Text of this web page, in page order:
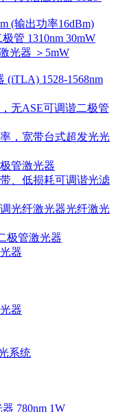
(输出功率16dBm)
管 1310nm 30mW
光器 ＞5mW
(iTLA) 1528-1568nm
无ASE可调谐二极管
，宽带台式超发光光
管激光器
、低损耗可调谐光滤
光纤激光器光纤激光
极管激光器
器
器
系统
780nm 1W